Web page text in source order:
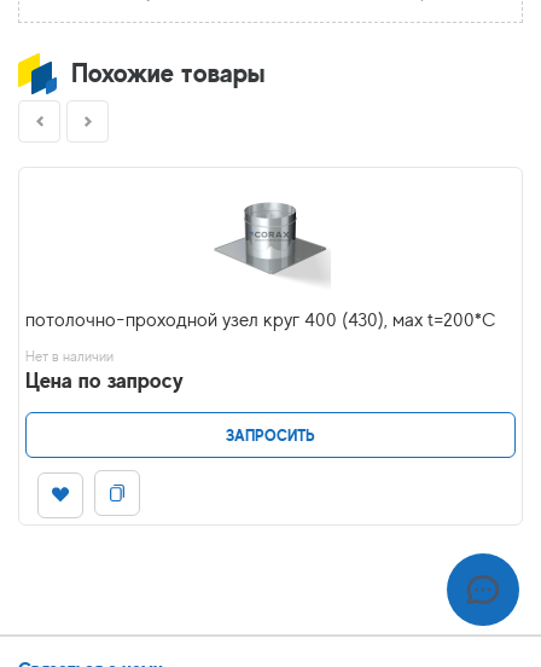
Похожие товары
потолочно-проходной узел круг 400 (430), мах t=200*C
Нет в наличии
Цена по запросу
ЗАПРОСИТЬ